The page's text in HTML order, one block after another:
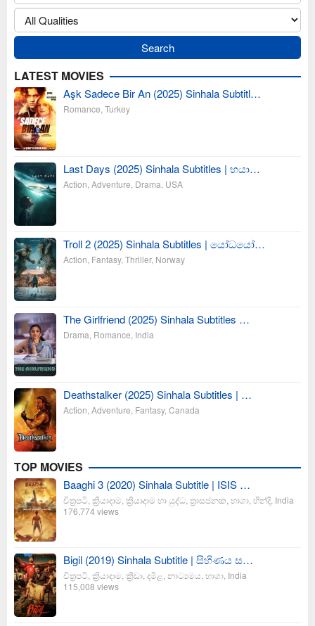
LATEST MOVIES
Aşk Sadece Bir An (2025) Sinhala Subtitl…
Romance Turkey
Last Days (2025) Sinhala Subtitles | භයා…
Action Adventure Drama USA
Troll 2 (2025) Sinhala Subtitles | යෝධයෝ…
Action Fantasy, Thriller, Norway
The Girlfriend (2025) Sinhala Subtitles …
Drama Romance India
Deathstalker (2025) Sinhala Subtitles | …
Action Adventure Fantasy, Canada
TOP MOVIES
Baaghi 3 (2020) Sinhala Subtitle | ISIS …
චිත්‍රපටි ක්‍රියාදාම ක්‍රියාදාම හා යුද්ධ ත්‍රාසජනක භාශා හින්දි India
176,774 views
Bigil (2019) Sinhala Subtitle | සිහිණය ස…
චිත්‍රපටි ක්‍රියාදාම ක්‍රීඩා දමිළ නාට්‍යමය භාශා India
115,008 views